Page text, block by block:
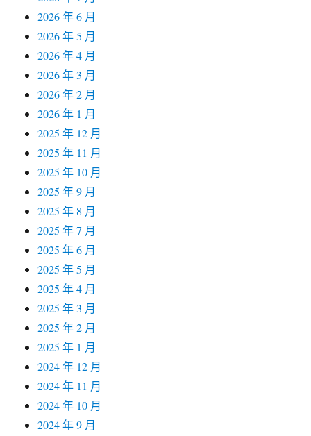
2026 年 6 月
2026 年 5 月
2026 年 4 月
2026 年 3 月
2026 年 2 月
2026 年 1 月
2025 年 12 月
2025 年 11 月
2025 年 10 月
2025 年 9 月
2025 年 8 月
2025 年 7 月
2025 年 6 月
2025 年 5 月
2025 年 4 月
2025 年 3 月
2025 年 2 月
2025 年 1 月
2024 年 12 月
2024 年 11 月
2024 年 10 月
2024 年 9 月